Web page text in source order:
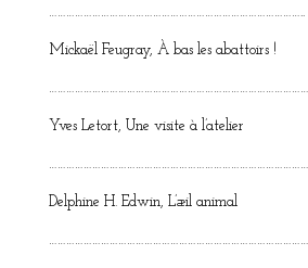
……………………………………………………………………………..
Mickaël Feugray, À bas les abattoirs !
Yves Letort, Une visite à l’atelier
Delphine H. Edwin, L’æil animal